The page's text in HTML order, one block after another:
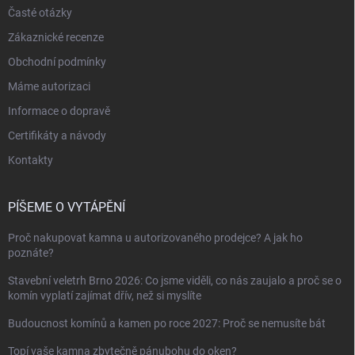
Časté otázky
Zákaznické recenze
Obchodní podmínky
Máme autorizaci
Informace o dopravě
Certifikáty a návody
Kontakty
PÍŠEME O VYTÁPĚNÍ
Proč nakupovat kamna u autorizovaného prodejce? A jak ho
poznáte?
Stavební veletrh Brno 2026: Co jsme viděli, co nás zaujalo a proč se o
komín vyplatí zajímat dřív, než si myslíte
Budoucnost komínů a kamen po roce 2027: Proč se nemusíte bát
Topí vaše kamna zbytečně pánubohu do oken?